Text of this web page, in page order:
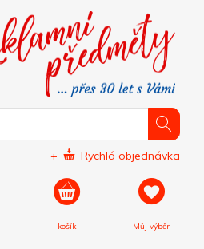
+ Rychlá objednávka
košík Můj výběr